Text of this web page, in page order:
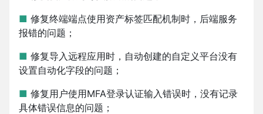
■ 修复终端端点使用资产标签匹配机制时，后端服务
报错的问题；
■ 修复导入远程应用时，自动创建的自定义平台没有
设置自动化字段的问题；
■ 修复用户使用MFA登录认证输入错误时，没有记录
具体错误信息的问题；